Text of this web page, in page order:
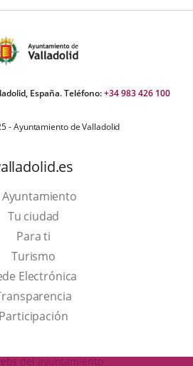
España. Teléfono:+34 983 426 100
- Ayuntamiento de Valladolid
Ayuntamiento
Tu ciudad
Para ti
TurismoThis
link
will
open
a
Electrónica
Participación
del ayuntamiento